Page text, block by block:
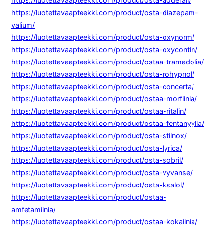
https://luotettavaapteekki.com/product/osta-diazepam-
valium/
https://luotettavaapteekki.com/product/osta-oxynorm/
https://luotettavaapteekki.com/product/osta-oxycontin/
https://luotettavaapteekki.com/product/ostaa-tramadolia/
https://luotettavaapteekki.com/product/osta-rohypnol/
https://luotettavaapteekki.com/product/osta-concerta/
https://luotettavaapteekki.com/product/ostaa-morfiinia/
https://luotettavaapteekki.com/product/ostaa-ritalin/
https://luotettavaapteekki.com/product/ostaa-fentanyylia/
https://luotettavaapteekki.com/product/osta-stilnox/
https://luotettavaapteekki.com/product/osta-lyrica/
https://luotettavaapteekki.com/product/osta-sobril/
https://luotettavaapteekki.com/product/osta-vyvanse/
https://luotettavaapteekki.com/product/osta-ksalol/
https://luotettavaapteekki.com/product/ostaa-
amfetamiinia/
https://luotettavaapteekki.com/product/ostaa-kokaiinia/